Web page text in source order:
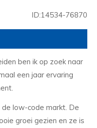
ID:14534-76870
ben ik op zoek naar
een jaar ervaring
low-code markt. De
groei gezien en ze is